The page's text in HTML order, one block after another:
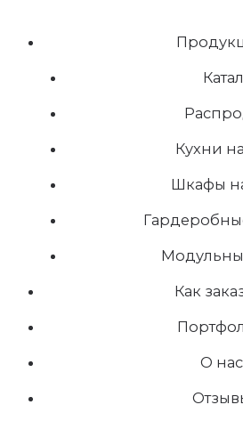
Кухни
Шкафы
Как
О нас